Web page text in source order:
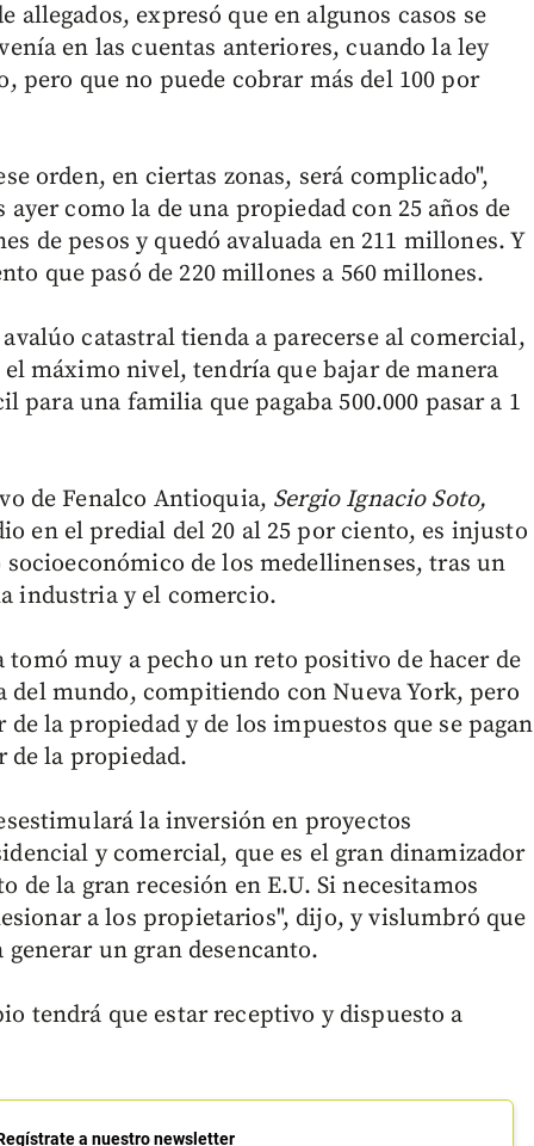
allegados, expresó que en algunos casos se
en las cuentas anteriores, cuando la ley
pero que no puede cobrar más del 100 por
orden, en ciertas zonas, será complicado",
como la de una propiedad con 25 años de
de pesos y quedó avaluada en 211 millones. Y
que pasó de 220 millones a 560 millones.
catastral tienda a parecerse al comercial,
máximo nivel, tendría que bajar de manera
para una familia que pagaba 500.000 pasar a 1
de Fenalco Antioquia, Sergio Ignacio Soto,
en el predial del 20 al 25 por ciento, es injusto
de los medellinenses, tras un
industria y el comercio.
tomó muy a pecho un reto positivo de hacer de
mundo, compitiendo con Nueva York, pero
la propiedad y de los impuestos que se pagan
la propiedad.
la inversión en proyectos
y comercial, que es el gran dinamizador
de la gran recesión en E.U. Si necesitamos
a los propietarios", dijo, y vislumbró que
un gran desencanto.
tendrá que estar receptivo y dispuesto a
a nuestro newsletter